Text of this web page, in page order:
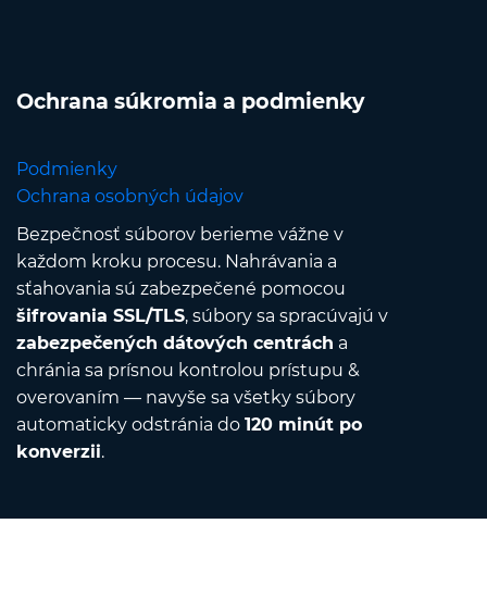
Ochrana súkromia a podmienky
Podmienky
Ochrana osobných údajov
Bezpečnosť súborov berieme vážne v
každom kroku procesu. Nahrávania a
sťahovania sú zabezpečené pomocou
šifrovania SSL/TLS, súbory sa spracúvajú v
zabezpečených dátových centrách a
chránia sa prísnou kontrolou prístupu &
overovaním — navyše sa všetky súbory
automaticky odstránia do 120 minút po
konverzii.